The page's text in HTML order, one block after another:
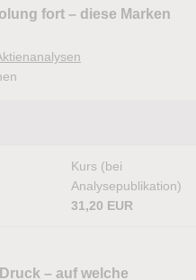
fort – diese Marken
Kurs (bei
Analysepublikation)
31,20 EUR
– auf welche